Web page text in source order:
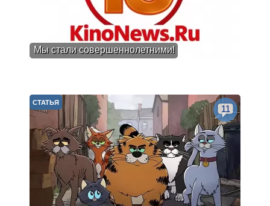
Мы стали совершеннолетними!
СТАТЬЯ
11